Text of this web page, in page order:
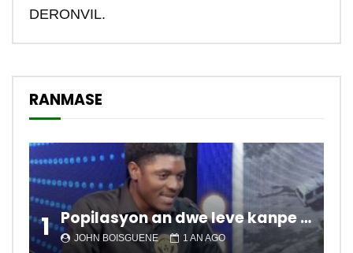
DERONVIL.
RANMASE
1 Popilasyon an dwe leve kanpe pou chanje sitiyasyon kawotik l’ap viv nan peyi a.
JOHN BOISGUENE 1 AN AGO